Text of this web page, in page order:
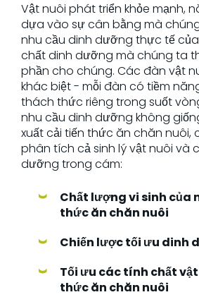
Vật nuôi phát triển khỏe mạnh,
dựa vào sự cân bằng mà
nhu cầu dinh dưỡng thực tế
chất dinh dưỡng mà chúng ta
phần cho chúng. Các đàn vật
khác biệt - mỗi đàn có tiềm
thách thức riêng trong suốt
nhu cầu dinh dưỡng không
xuất cải tiến thức ăn chăn nuôi,
phân tích cả sinh lý vật nuôi và
dưỡng trong cám:
Chất lượng vi sinh của
thức ăn chăn nuôi
Chiến lược tối ưu dinh
Tối ưu các tính chất
thức ăn chăn nuôi